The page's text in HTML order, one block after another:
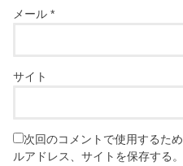
メール*
サイト
次回のコメントで使用するた
ルアドレス、サイトを保存する。